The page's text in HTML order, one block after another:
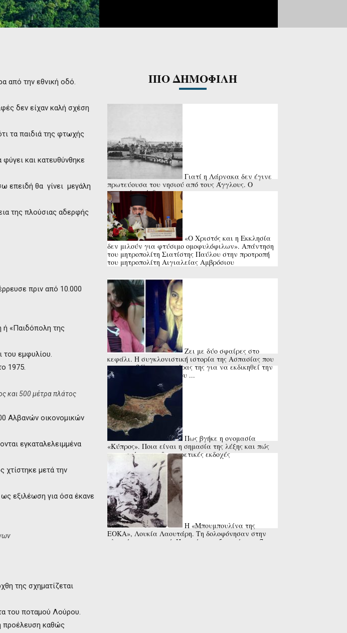
από την εθνική οδό.
δεν είχαν καλή σχέση
τα παιδιά της φτωχής
και κατευθύνθηκε
επειδή θα γίνει μεγάλη
της πλούσιας αδερφής
πριν από 10.000
ή «Παιδόπολη της
του εμφυλίου.
1975.
και 500 μέτρα πλάτος
Αλβανών οικονομικών
εγκαταλελειμμένα
χτίστηκε μετά την
ως εξιλέωση για όσα έκανε
της σχηματίζεται
του ποταμού Λούρου.
προέλευση καθώς
ΠΙΟ ΔΗΜΟΦΙΛΗ
Γιατί η Λάρνακα δεν έγινε
πρωτεύουσα του νησιού από τους Άγγλους. Ο
«μοιραίος» άνθρωπος
«Ο Χριστός και η Εκκλησία
δεν μιλούν για φτύσιμο ομοφυλόφιλων». Απάντηση
του μητροπολίτη Σιατίστης Παύλου στην προτροπή
του μητροπολίτη Αιγιαλείας Αμβρόσιου
Ζει με δύο σφαίρες στο
κεφάλι. Η συγκλονιστική ιστορία της Ασπασίας που
την πυροβόλησε ο πατέρας της για να εκδικηθεί την
εν διαστάσει σύζυγό του ...
Πως βγήκε η ονομασία
«Κύπρος». Ποια είναι η σημασία της λέξης και πώς
συναντώνται οι διαφορετικές εκδοχές
Η «Μπουμπουλίνα της
ΕΟΚΑ», Λουκία Λαουτάρη. Τη δολοφόνησαν στην
πλατεία του χωριού. Ήταν έγκυος 5 μηνών στο 7ο